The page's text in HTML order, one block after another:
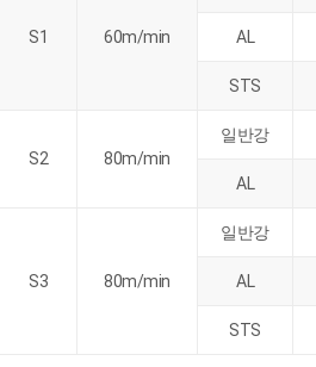
S1 60m/min AL
STS
S2 80m/min
일반강
AL
S3 80m/min
일반강
AL
STS